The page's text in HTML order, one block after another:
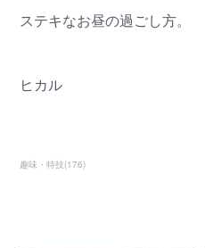
ステキなお昼の過ごし方。
ヒカル
趣味・特技(176)